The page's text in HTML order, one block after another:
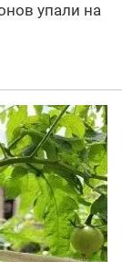
упали на